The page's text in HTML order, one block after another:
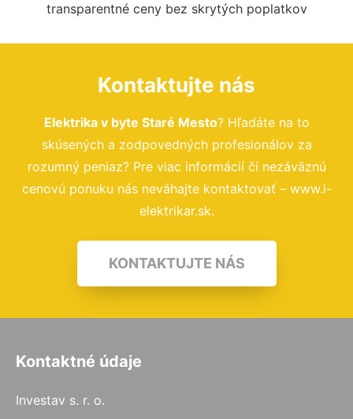
transparentné ceny bez skrytých poplatkov
Kontaktujte nás
Elektrika v byte Staré Mesto? Hľadáte na to
skúsených a zodpovedných profesionálov za
rozumný peniaz? Pre viac informácií či nezáväznú
cenovú ponuku nás neváhajte kontaktovať – www.i-
elektrikar.sk.
KONTAKTUJTE NÁS
Kontaktné údaje
Investav s. r. o.